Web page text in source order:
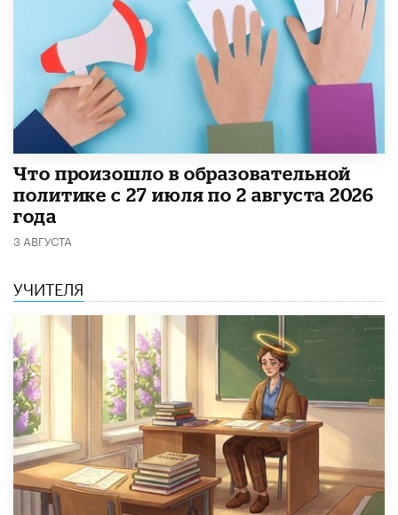
​Что произошло в образовательной
политике с 27 июля по 2 августа 2026
года
3 АВГУСТА
УЧИТЕЛЯ